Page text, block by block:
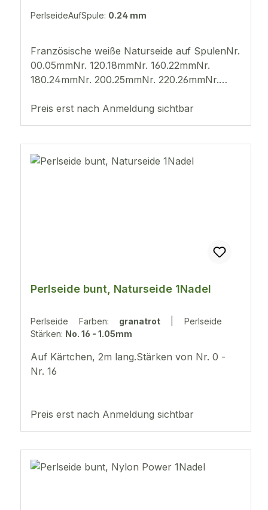
PerlseideAufSpule: 0.24 mm
Französische weiße Naturseide auf SpulenNr.
00.05mmNr. 120.18mmNr. 160.22mmNr.
180.24mmNr. 200.25mmNr. 220.26mmNr.
Preis erst nach Anmeldung sichtbar
Perlseide bunt, Naturseide 1Nadel
Perlseide Farben: granatrot
Stärken: No. 16 - 1.05mm
Auf Kärtchen, 2m lang.Stärken von Nr. 0 -
Nr. 16
Preis erst nach Anmeldung sichtbar